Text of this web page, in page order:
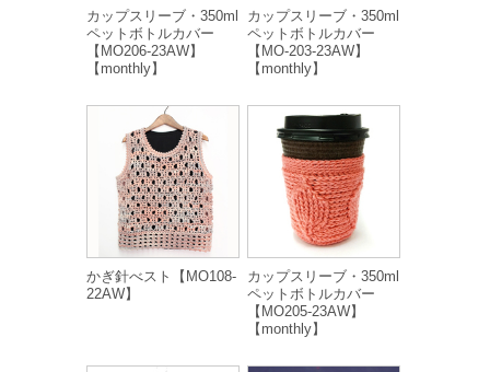
カップスリーブ・350ml
ペットボトルカバー
【MO206-23AW】
【monthly】
カップスリーブ・350ml
ペットボトルカバー
【MO-203-23AW】
【monthly】
かぎ針べスト【MO108-
22AW】
カップスリーブ・350ml
ペットボトルカバー
【MO205-23AW】
【monthly】